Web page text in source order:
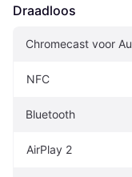
Draadloos
Chromecast voor
NFC
Bluetooth
AirPlay 2